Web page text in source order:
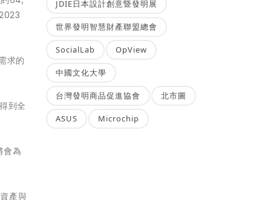
求的
到全
會為
產與
JDIE日本設計創意暨發明展
世界發明智慧財產聯盟總會
SocialLab OpView
中國文化大學
台灣發明商品促進協會 北市圖
ASUS Microchip